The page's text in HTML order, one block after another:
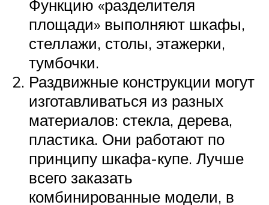
Функцию «разделителя
площади» выполняют шкафы,
стеллажи, столы, этажерки,
тумбочки.
Раздвижные конструкции могут
изготавливаться из разных
материалов: стекла, дерева,
пластика. Они работают по
принципу шкафа-купе. Лучше
всего заказать
комбинированные модели, в